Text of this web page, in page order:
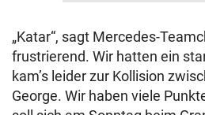
„Katar“, sagt Mercedes-
frustrierend. Wir hatten ein
kam’s leider zur Kollision
George. Wir haben viele